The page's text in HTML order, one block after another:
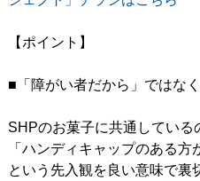
【ポイント】
■「障がい者だから」ではな
SHPのお菓子に共通している
「ハンディキャップのある方
という先入観を良い意味で裏